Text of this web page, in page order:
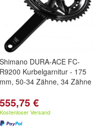
Shimano DURA-ACE FC-
R9200 Kurbelgarnitur - 175
mm, 50-34 Zähne, 34 Zähne
555,75 €
Kostenloser Versand